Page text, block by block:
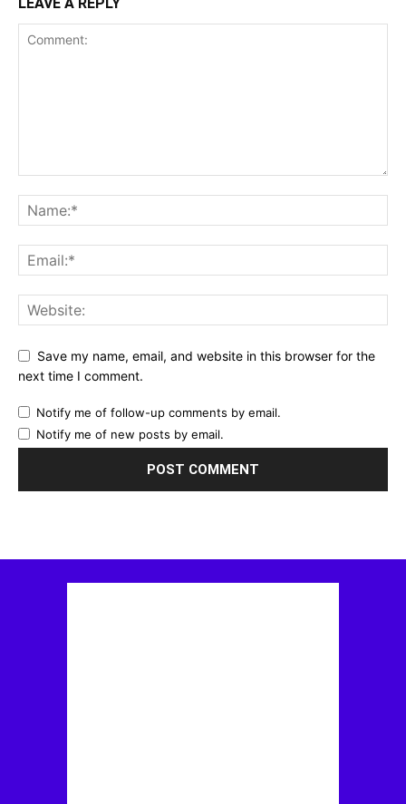
Save my name, email, and website in this browser for the
next time I comment.
Notify me of follow-up comments by email.
Notify me of new posts by email.